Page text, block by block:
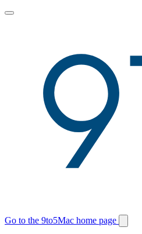
Toggle
Go to the 9to5Mac home page
Switch